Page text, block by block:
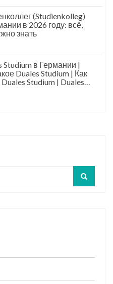
(Studienkolleg)
в 2026 году: всё,
знать
Studium в Германии |
Duales Studium | Как
Studium | Duales